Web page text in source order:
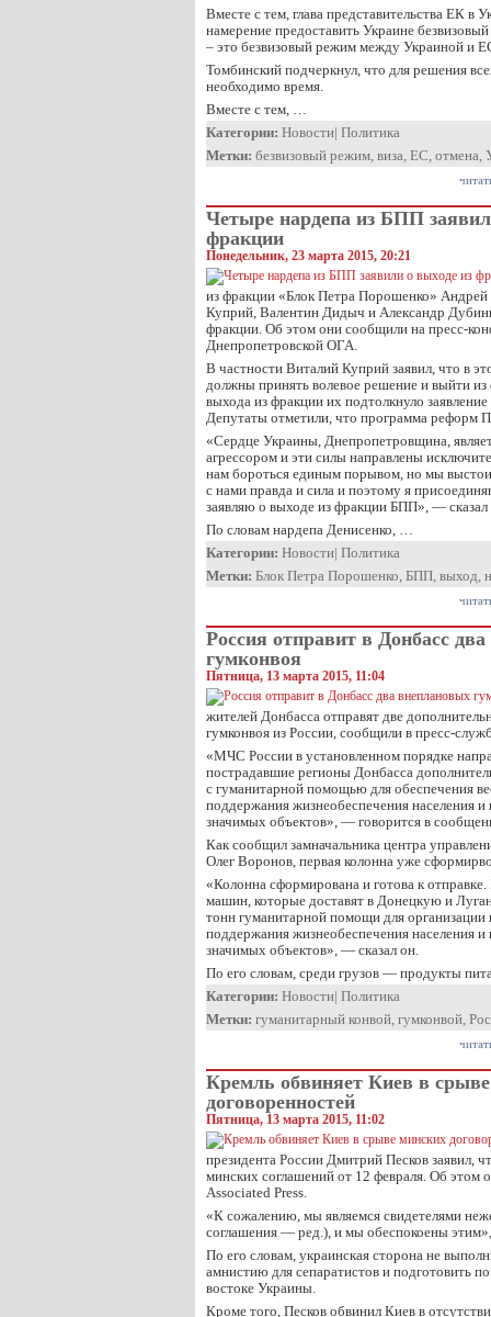
Вместе с тем, глава представительства ЕК в
намерение предоставить Украине
– это безвизовый режим между Украиной и
Томбинский подчеркнул, что для решения
необходимо время.
Вместе с тем, …
Категории: Новости| Политика
Метки: безвизовый режим, виза, ЕС, отмена,
Четыре нардепа из БПП
фракции
Понедельник, 23 марта 2015, 20:21
из фракции «Блок Петра Порошенко» Андрей
Куприй, Валентин Дидыч и Александр
фракции. Об этом они сообщили на пресс-
Днепропетровской ОГА.
В частности Виталий Куприй заявил, что в
должны принять волевое решение и выйти
выхода из фракции их подтолкнуло
Депутаты отметили, что программа реформ
«Сердце Украины, Днепропетровщина,
агрессором и эти силы направлены
нам бороться единым порывом, но мы
с нами правда и сила и поэтому я
заявляю о выходе из фракции БПП», —
По словам нардепа Денисенко, …
Категории: Новости| Политика
Метки: Блок Петра Порошенко, БПП, выход,
Россия отправит в Донбасс
гумконвоя
Пятница, 13 марта 2015, 11:04
жителей Донбасса отправят две
гумконвоя из России, сообщили в пресс-
«МЧС России в установленном порядке
пострадавшие регионы Донбасса
с гуманитарной помощью для обеспечения
поддержания жизнеобеспечения населения и
значимых объектов», — говорится в
Как сообщил замначальника центра
Олег Воронов, первая колонна уже
«Колонна сформирована и готова к
машин, которые доставят в Донецкую и
тонн гуманитарной помощи для организации
поддержания жизнеобеспечения населения и
значимых объектов», — сказал он.
По его словам, среди грузов — продукты
Категории: Новости| Политика
Метки: гуманитарный конвой, гумконвой,
Кремль обвиняет Киев в
договоренностей
Пятница, 13 марта 2015, 11:02
президента России Дмитрий Песков заявил,
минских соглашений от 12 февраля. Об этом
Associated Press.
«К сожалению, мы являемся свидетелями
соглашения — ред.), и мы обеспокоены этим»,
По его словам, украинская сторона не
амнистию для сепаратистов и подготовить
востоке Украины.
Кроме того, Песков обвинил Киев в